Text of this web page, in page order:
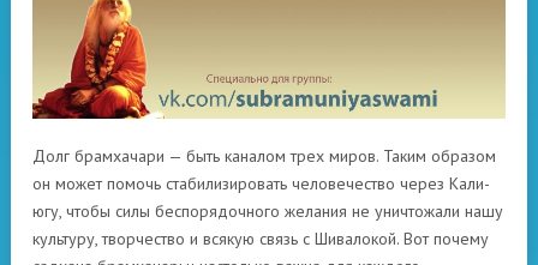
Долг брамхачари — быть каналом трех миров. Таким образом
он может помочь стабилизировать человечество через Кали-
югу, чтобы силы беспорядочного желания не уничтожали нашу
культуру, творчество и всякую связь с Шивалокой. Вот почему